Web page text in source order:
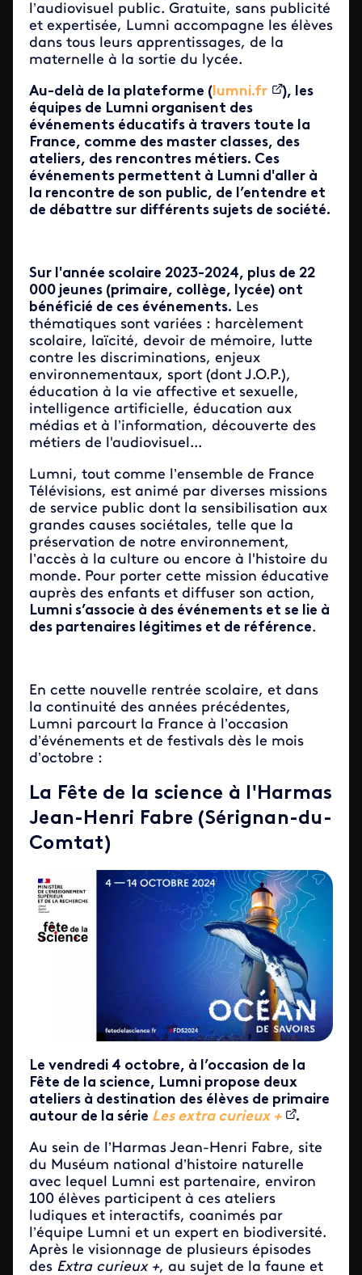
l’audiovisuel public. Gratuite, sans publicité
et expertisée, Lumni accompagne les élèves
dans tous leurs apprentissages, de la
maternelle à la sortie du lycée.
Au-delà de la plateforme (lumni.fr
), les
équipes de Lumni organisent des
événements éducatifs à travers toute la
France, comme des master classes, des
ateliers, des rencontres métiers. Ces
événements permettent à Lumni d'aller à
la rencontre de son public, de l’entendre et
de débattre sur différents sujets de société.
Sur l'année scolaire 2023-2024, plus de 22
000 jeunes (primaire, collège, lycée) ont
bénéficié de ces événements. Les
thématiques sont variées : harcèlement
scolaire, laïcité, devoir de mémoire, lutte
contre les discriminations, enjeux
environnementaux, sport (dont J.O.P.),
éducation à la vie affective et sexuelle,
intelligence artificielle, éducation aux
médias et à l’information, découverte des
métiers de l'audiovisuel...
Lumni, tout comme l’ensemble de France
Télévisions, est animé par diverses missions
de service public dont la sensibilisation aux
grandes causes sociétales, telle que la
préservation de notre environnement,
l’accès à la culture ou encore à l'histoire du
monde. Pour porter cette mission éducative
auprès des enfants et diffuser son action,
Lumni s’associe à des événements et se lie à
des partenaires légitimes et de référence.
En cette nouvelle rentrée scolaire, et dans
la continuité des années précédentes,
Lumni parcourt la France à l’occasion
d’événements et de festivals dès le mois
d’octobre :
La Fête de la science à l'Harmas
Jean-Henri Fabre (Sérignan-du-
Comtat)
Le vendredi 4 octobre, à l’occasion de la
Fête de la science, Lumni propose deux
ateliers à destination des élèves de primaire
autour de la série Les extra curieux + .
Au sein de l’Harmas Jean-Henri Fabre, site
du Muséum national d’histoire naturelle
avec lequel Lumni est partenaire, environ
100 élèves participent à ces ateliers
ludiques et interactifs, coanimés par
l’équipe Lumni et un expert en biodiversité.
Après le visionnage de plusieurs épisodes
des Extra curieux +, au sujet de la faune et